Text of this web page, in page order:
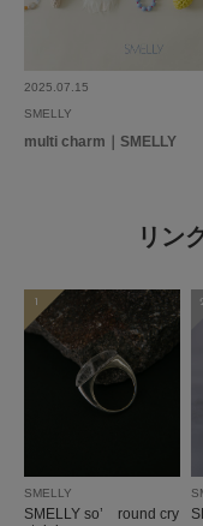
2025.07.15
SMELLY
multi charm｜SMELLY
リン
1
SMELLY
SMELLY so’ round cry